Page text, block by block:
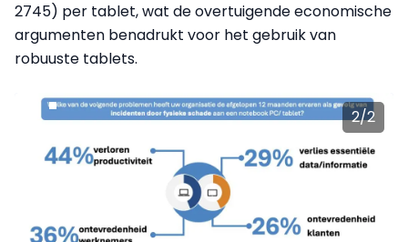
2745) per tablet, wat de overtuigende economische
argumenten benadrukt voor het gebruik van
robuuste tablets.
2/2